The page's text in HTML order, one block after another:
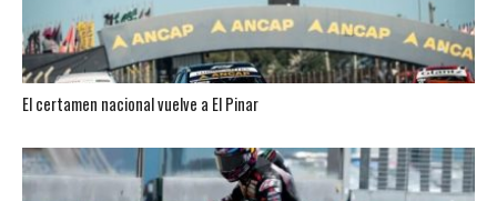
El certamen nacional vuelve a El Pinar